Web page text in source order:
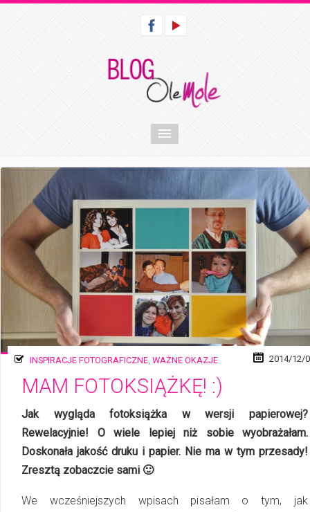
INSPIRACJE FOTOGRAFICZNE, WAŻNE OKAZJE 2014/12/
MAM FOTOKSIĄŻKĘ! :)
Jak wygląda fotoksiążka w wersji papierowej?
Rewelacyjnie! O wiele lepiej niż sobie wyobrażałam.
Doskonała jakość druku i papier. Nie ma w tym przesady!
Zresztą zobaczcie sami 🙂
We wcześniejszych wpisach pisałam o tym, jak